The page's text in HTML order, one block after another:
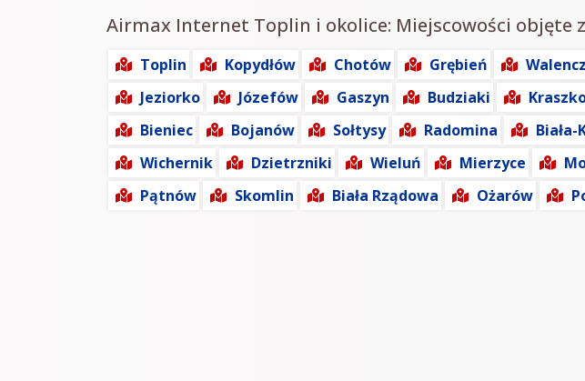
Airmax Internet Toplin i okolice: Miejscowości objęte
Toplin Kopydłów Chotów Grębień
Jeziorko
Józefów Gaszyn Budziaki
Bieniec
Bojanów Sołtysy Radomina Biała-
Wichernik
Dzietrzniki Wieluń Mierzyce
Pątnów
Skomlin Biała Rządowa Ożarów